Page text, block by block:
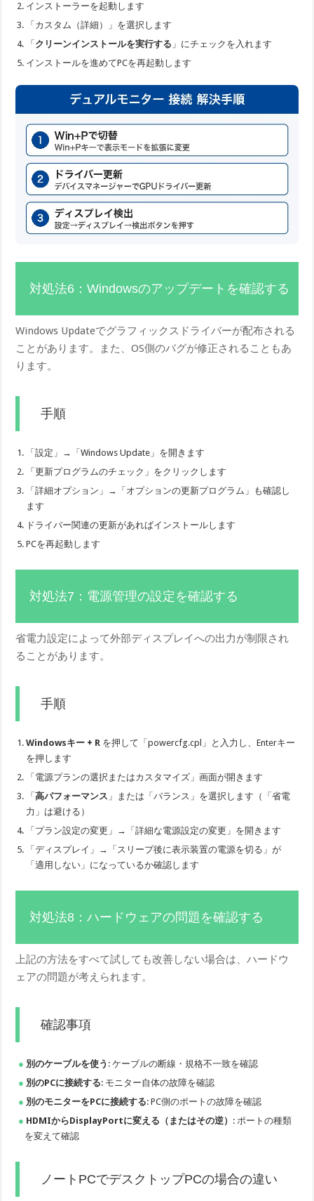
インストーラーを起動します
「カスタム（詳細）」を選択します
「クリーンインストールを実行する 」にチェックを入れます
インストールを進めてPCを再起動します
対処法6：Windowsのアップデートを確認する
Windows Updateでグラフィックスドライバーが配布される
ことがあります。また、OS側のバグが修正されることもあ
ります。
手順
「設定」→「Windows Update」を開きます
「更新プログラムのチェック」をクリックします
「詳細オプション」→「オプションの更新プログラム」も確認し
ます
ドライバー関連の更新があればインストールします
PCを再起動します
対処法7：電源管理の設定を確認する
省電力設定によって外部ディスプレイへの出力が制限され
ることがあります。
手順
Windowsキー + R を押して「powercfg.cpl」と入力し、Enterキー
を押します
「電源プランの選択またはカスタマイズ」画面が開きます
「高パフォーマンス 」または「バランス」を選択します（「省電
力」は避ける）
「プラン設定の変更」→「詳細な電源設定の変更」を開きます
「ディスプレイ」→「スリープ後に表示装置の電源を切る」が
「適用しない」になっているか確認します
対処法8：ハードウェアの問題を確認する
上記の方法をすべて試しても改善しない場合は、ハードウ
ェアの問題が考えられます。
確認事項
別のケーブルを使う : ケーブルの断線・規格不一致を確認
別のPCに接続する: モニター自体の故障を確認
別のモニターをPCに接続する: PC側のポートの故障を確認
HDMIからDisplayPortに変える（またはその逆） : ポートの種類
を変えて確認
ノートPCでデスクトップPCの場合の違い